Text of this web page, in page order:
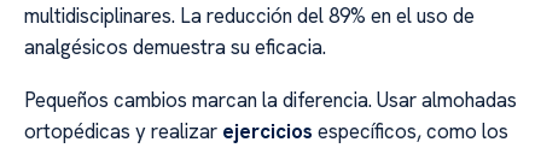
multidisciplinares. La reducción del 89% en el uso de
analgésicos demuestra su eficacia.
Pequeños cambios marcan la diferencia. Usar almohadas
ortopédicas y realizar ejercicios específicos, como los